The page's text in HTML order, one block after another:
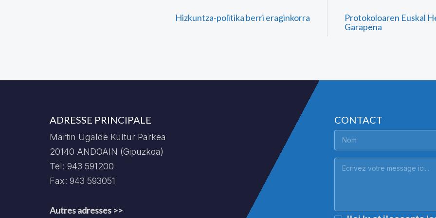
Hizkuntza-politika berri eraginkorra
Protokoloaren Euskal
Garapena
ADRESSE PRINCIPALE
Martin Ugalde Kultur Parkea
20140 ANDOAIN (Gipuzkoa)
Tel: 943 591200
Fax: 943 593051
Autres adresses >>
CONTACT